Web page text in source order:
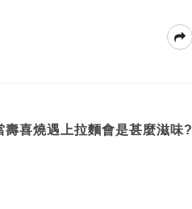
壽喜燒遇上拉麵會是甚麼滋味?